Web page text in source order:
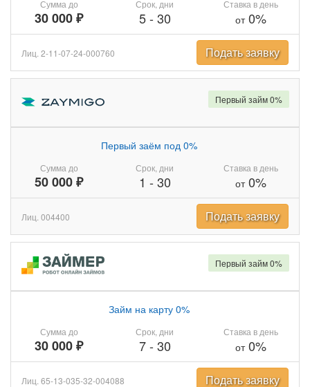
Сумма до
30 000 ₽
Срок, дни
5- 30
Ставка в день
от0%
Лиц. 2-11-07-24-000760 Подать заявку
Сумма до
50 000 ₽
Первый заём под 0%
Срок, дни
1 - 30
Ставка в день
от0%
Первый займ 0%
Лиц. 004400 Подать заявку
Сумма до
30 000 ₽
Займ на карту 0%
Срок, дни
7- 30
Ставка в день
от0%
Первый займ 0%
Лиц. 65-13-035-32-004088 Подать заявку